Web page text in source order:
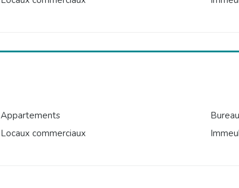
Appartements
Locaux commerciaux